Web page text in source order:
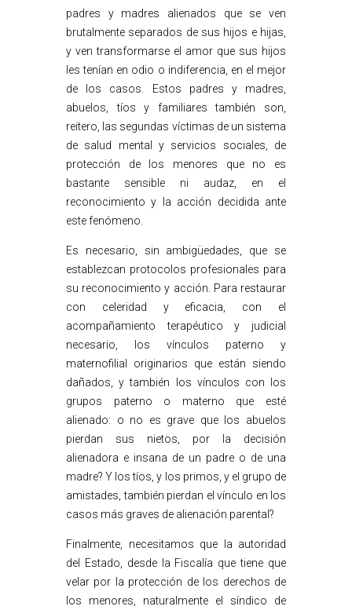
padres y madres alienados que se ven
brutalmente separados de sus hijos e hijas,
y ven transformarse el amor que sus hijos
les tenían en odio o indiferencia, en el mejor
de los casos. Estos padres y madres,
abuelos, tíos y familiares también son,
reitero, las segundas víctimas de un sistema
de salud mental y servicios sociales, de
protección de los menores que no es
bastante sensible ni audaz, en el
reconocimiento y la acción decidida ante
este fenómeno.
Es necesario, sin ambigüedades, que se
establezcan protocolos profesionales para
su reconocimiento y acción. Para restaurar
con celeridad y eficacia, con el
acompañamiento terapéutico y judicial
necesario, los vínculos paterno y
maternofilial originarios que están siendo
dañados, y también los vínculos con los
grupos paterno o materno que esté
alienado: o no es grave que los abuelos
pierdan sus nietos, por la decisión
alienadora e insana de un padre o de una
madre? Y los tíos, y los primos, y el grupo de
amistades, también pierdan el vínculo en los
casos más graves de alienación parental?
Finalmente, necesitamos que la autoridad
del Estado, desde la Fiscalía que tiene que
velar por la protección de los derechos de
los menores, naturalmente el síndico de